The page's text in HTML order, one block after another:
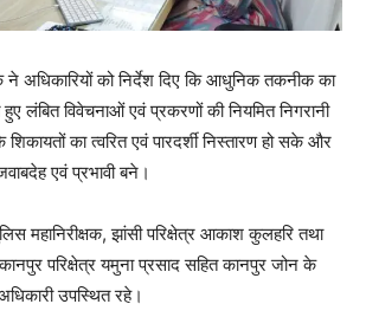
अधिकारियों को निर्देश दिए कि आधुनिक तकनीक का
लंबित विवेचनाओं एवं प्रकरणों की नियमित निगरानी
शिकायतों का त्वरित एवं पारदर्शी निस्तारण हो सके और
एवं प्रभावी बने।
महानिरीक्षक, झांसी परिक्षेत्र आकाश कुलहरि तथा
परिक्षेत्र यमुना प्रसाद सहित कानपुर जोन के
उपस्थित रहे।